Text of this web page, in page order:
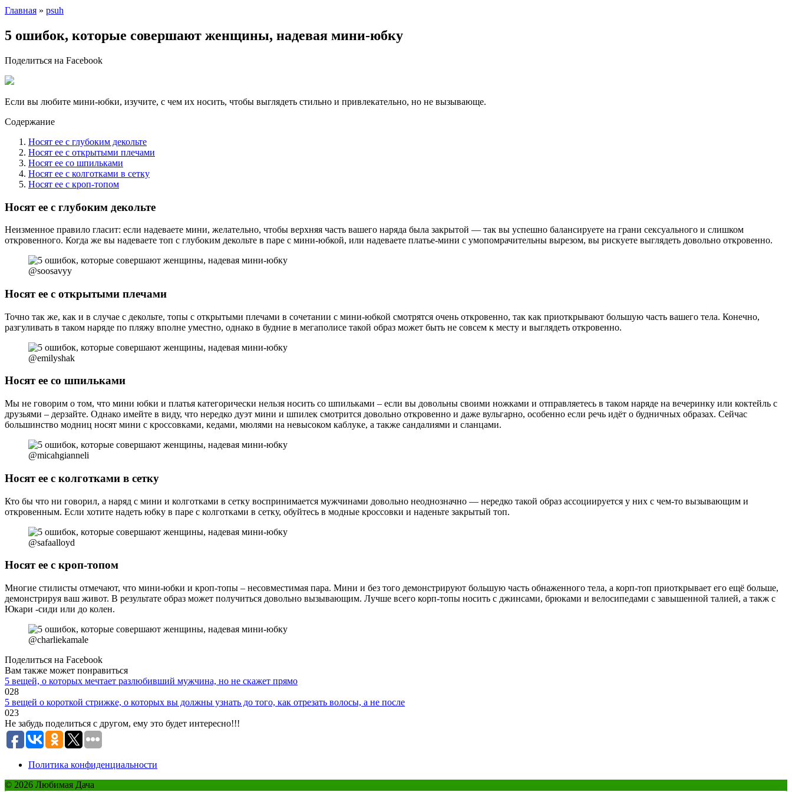
Главная » psuh
5 ошибок, которые совершают женщины, надевая мини-юбку
Поделиться на Facebook
Если вы любите мини-юбки, изучите, с чем их носить, чтобы выглядеть стильно и привлекательно, но не вызывающе.
Содержание
Носят ее с глубоким декольте
Носят ее с открытыми плечами
Носят ее со шпильками
Носят ее с колготками в сетку
Носят ее с кроп-топом
Носят ее с глубоким декольте
Неизменное правило гласит: если надеваете мини, желательно, чтобы верхняя часть вашего наряда была закрытой — так вы успешно балансируете на грани сексуального и слишком
откровенного. Когда же вы надеваете топ с глубоким декольте в паре с мини-юбкой, или надеваете платье-мини с умопомрачительны вырезом, вы рискуете выглядеть довольно откровенно.
@soosavyy
Носят ее с открытыми плечами
Точно так же, как и в случае с декольте, топы с открытыми плечами в сочетании с мини-юбкой смотрятся очень откровенно, так как приоткрывают большую часть вашего тела. Конечно,
разгуливать в таком наряде по пляжу вполне уместно, однако в будние в мегаполисе такой образ может быть не совсем к месту и выглядеть откровенно.
@emilyshak
Носят ее со шпильками
Мы не говорим о том, что мини юбки и платья категорически нельзя носить со шпильками – если вы довольны своими ножками и отправляетесь в таком наряде на вечеринку или коктейль с
друзьями – дерзайте. Однако имейте в виду, что нередко дуэт мини и шпилек смотрится довольно откровенно и даже вульгарно, особенно если речь идёт о будничных образах. Сейчас
большинство модниц носят мини с кроссовками, кедами, мюлями на невысоком каблуке, а также сандалиями и сланцами.
@micahgianneli
Носят ее с колготками в сетку
Кто бы что ни говорил, а наряд с мини и колготками в сетку воспринимается мужчинами довольно неоднозначно — нередко такой образ ассоциируется у них с чем-то вызывающим и
откровенным. Если хотите надеть юбку в паре с колготками в сетку, обуйтесь в модные кроссовки и наденьте закрытый топ.
@safaalloyd
Носят ее с кроп-топом
Многие стилисты отмечают, что мини-юбки и кроп-топы – несовместимая пара. Мини и без того демонстрируют большую часть обнаженного тела, а корп-топ приоткрывает его ещё больше,
демонстрируя ваш живот. В результате образ может получиться довольно вызывающим. Лучше всего корп-топы носить с джинсами, брюками и велосипедами с завышенной талией, а такж с
Юкари -сиди или до колен.
@charliekamale
Поделиться на Facebook
Вам также может понравиться
5 вещей, о которых мечтает разлюбивший мужчина, но не скажет прямо
028
5 вещей о короткой стрижке, о которых вы должны узнать до того, как отрезать волосы, а не после
023
Не забудь поделиться с другом, ему это будет интересно!!!
Политика конфиденциальности
© 2026 Любимая Дача